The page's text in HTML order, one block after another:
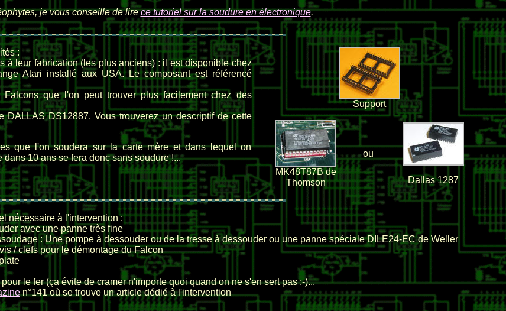
je vous conseille de lirece tutoriel sur la soudure en électronique.
:
à leur fabrication (les plus anciens) : il est disponible chez
Atari installé aux USA. Le composant est référencé
que l'on peut trouver plus facilement chez des
DS12887. Vous trouverez un descriptif de cette
que l'on soudera sur la carte mère et dans lequel on
10 ans se fera donc sans soudure !...
Support
MK48T87B de
Thomson
ou
Dallas 1287
nécessaire à l'intervention :
avec une panne très fine
: Une pompe à dessouder ou de la tresse à dessouder ou une panne spéciale DILE24-EC de Weller
/ clefs pour le démontage du Falcon
le fer (ça évite de cramer n'importe quoi quand on ne s'en sert pas ;-)...
n°141 où se trouve un article dédié à l'intervention